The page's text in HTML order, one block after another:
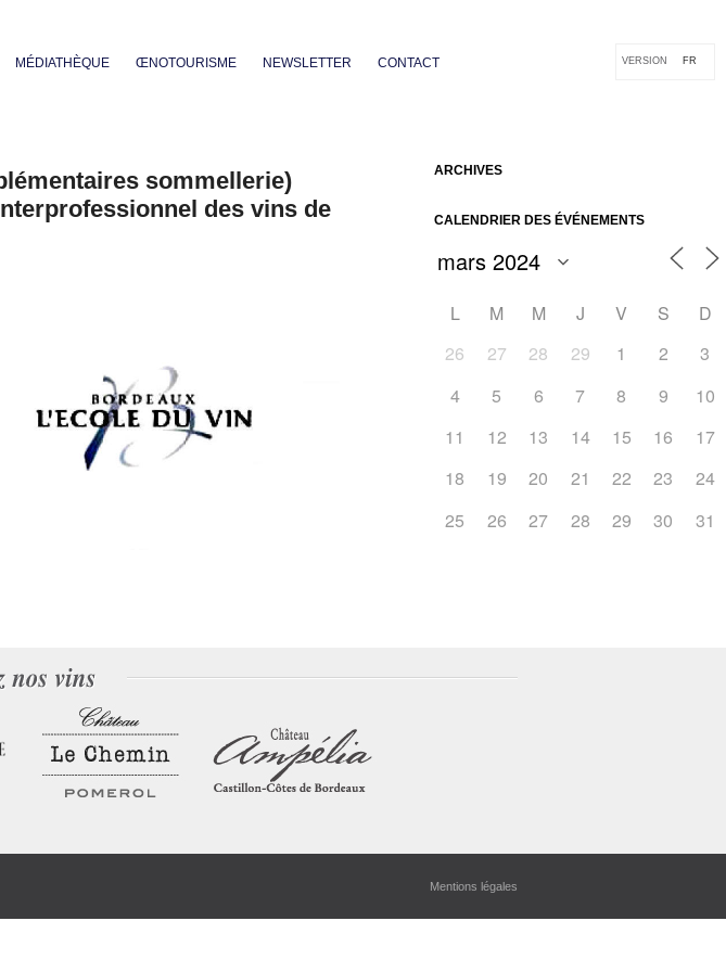
VERSION FR
MÉDIATHÈQUE ŒNOTOURISME NEWSLETTER CONTACT
sommellerie)
des vins de
Outlook Live
ARCHIVES
CALENDRIER DES ÉVÉNEMENTS
L M M J V S
D
26
27 28 29 1 2
3
4
5 6 7 8 9
10
11
12 13 14 15 16
17
18
19 20 21 22 23
24
25
26 27 28 29 30 31
Mentions légales